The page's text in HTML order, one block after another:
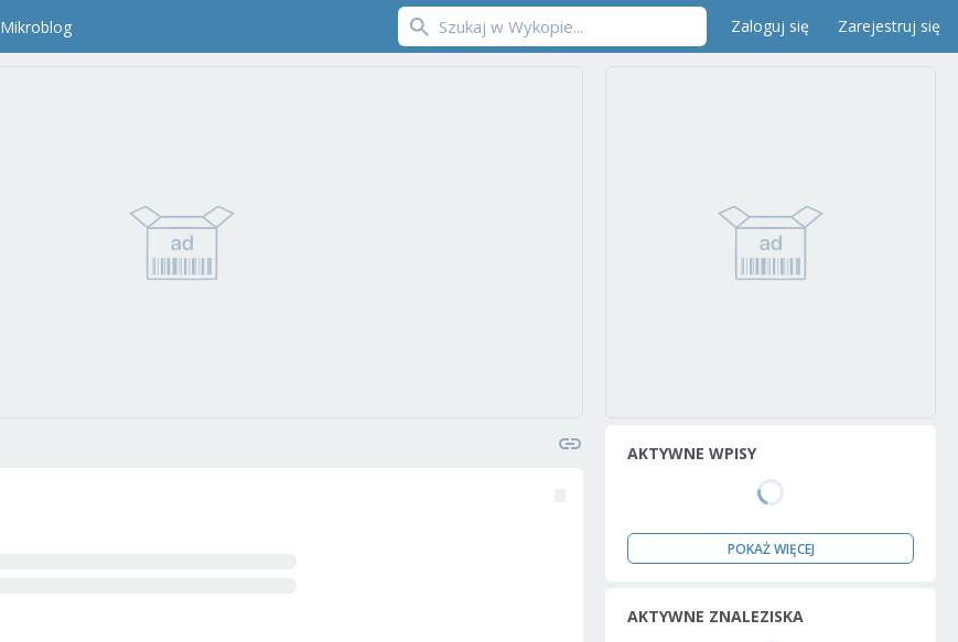
Mikroblog Zaloguj się Zarejestruj się
AKTYWNE WPISY
POKAŻ WIĘCEJ
AKTYWNE ZNALEZISKA